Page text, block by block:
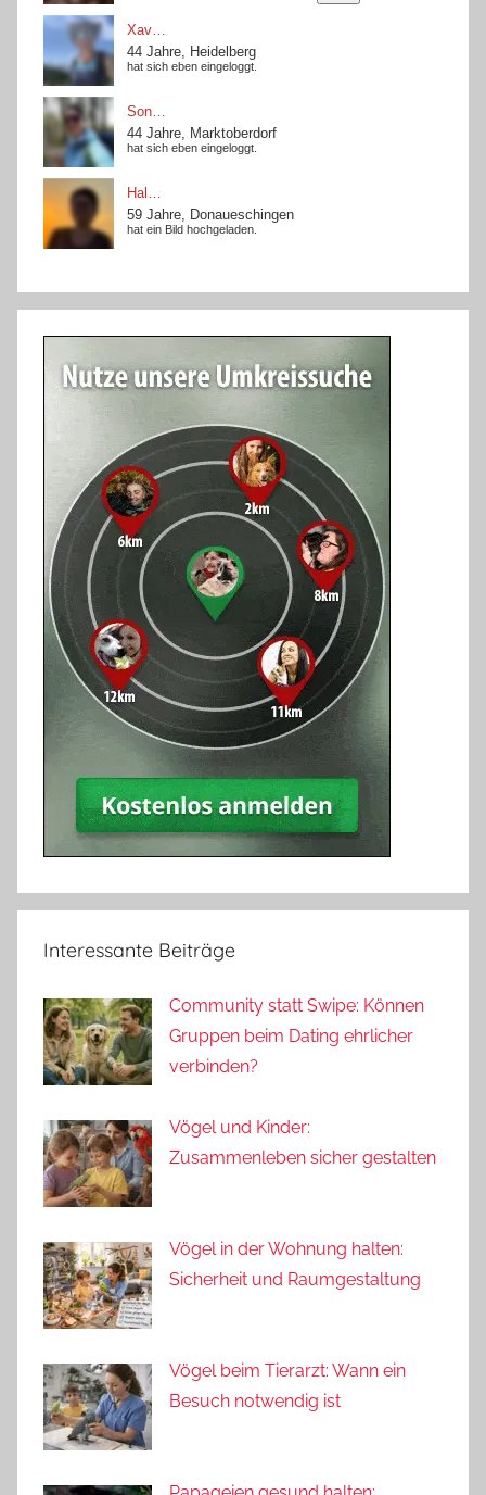
Interessante Beiträge
Community statt Swipe: Können
Gruppen beim Dating ehrlicher
verbinden?
Vögel und Kinder:
Zusammenleben sicher gestalten
Vögel in der Wohnung halten:
Sicherheit und Raumgestaltung
Vögel beim Tierarzt: Wann ein
Besuch notwendig ist